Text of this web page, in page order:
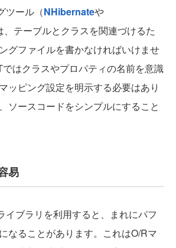
ツール（NHibernateや
、テーブルとクラスを関連づけるた
グファイルを書かなければいけませ
はクラスやプロパティの名前を意識
ッピング設定を明示する必要はあり
ソースコードをシンプルにすること
易
ブラリを利用すると、まれにパフ
なることがあります。これはO/Rマ